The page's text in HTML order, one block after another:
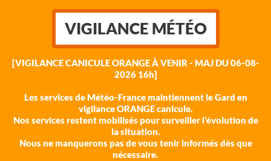
VIGILANCE MÉTÉO
[VIGILANCE CANICULE ORANGE À VENIR - MAJ DU 06-08-
2026 16h]
Les services de Météo-France maintiennent le Gard en
vigilance ORANGE canicule.
Nos services restent mobilisés pour surveiller l'évolution de
la situation.
Nous ne manquerons pas de vous tenir informés dès que
nécessaire.